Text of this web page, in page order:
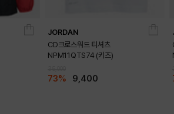
JORDAN
CD크로스워드 티셔츠
NPM11QTS74 (키즈)
73% 9,400